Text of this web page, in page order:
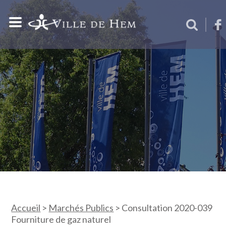
Accueil > Marchés Publics > Consultation 2020-039
Fourniture de gaz naturel